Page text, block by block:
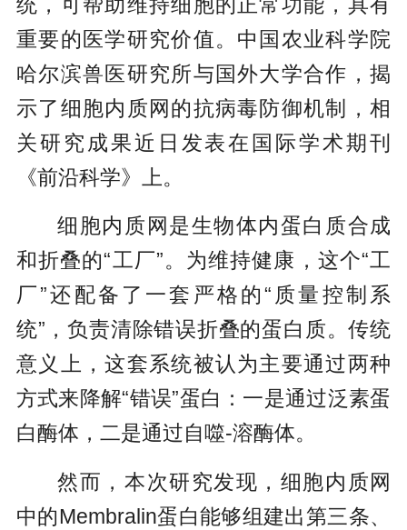
重要的医学研究价值。中国农业科学院
哈尔滨兽医研究所与国外大学合作，揭
示了细胞内质网的抗病毒防御机制，相
关研究成果近日发表在国际学术期刊
《前沿科学》上。
细胞内质网是生物体内蛋白质合成
和折叠的“工厂”。为维持健康，这个“工
厂”还配备了一套严格的“质量控制系
统”，负责清除错误折叠的蛋白质。传统
意义上，这套系统被认为主要通过两种
方式来降解“错误”蛋白：一是通过泛素蛋
白酶体，二是通过自噬-溶酶体。
然而，本次研究发现，细胞内质网
中的Membralin蛋白能够组建出第三条、